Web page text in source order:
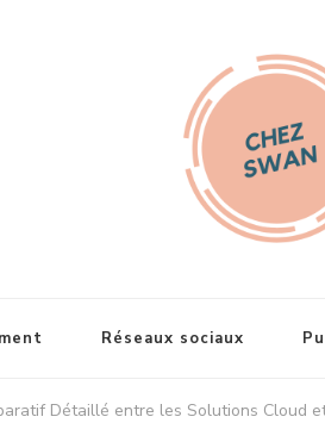
Réseaux sociaux
Détaillé entre les Solutions Cloud